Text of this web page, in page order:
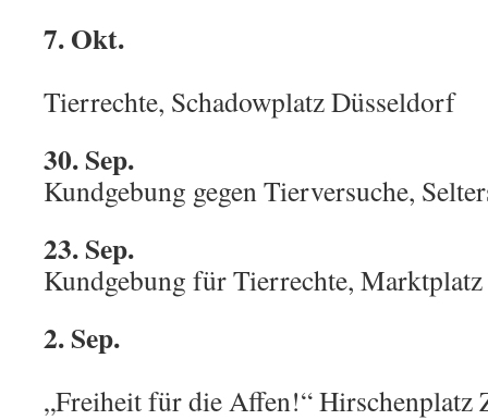
7. Okt.
Tierrechte, Schadowplatz Düsseldorf
30. Sep.
Kundgebung gegen Tierversuche,
23. Sep.
Kundgebung für Tierrechte, Marktplatz
2. Sep.
„Freiheit für die Affen!“ Hirschenplatz